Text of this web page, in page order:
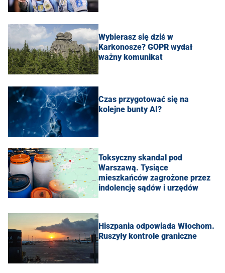
Wybierasz się dziś w
Karkonosze? GOPR wydał
ważny komunikat
Czas przygotować się na
kolejne bunty AI?
Toksyczny skandal pod
Warszawą. Tysiące
mieszkańców zagrożone przez
indolencję sądów i urzędów
Hiszpania odpowiada Włochom.
Ruszyły kontrole graniczne